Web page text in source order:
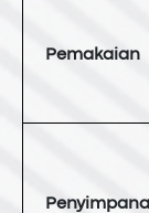
Pemakaian